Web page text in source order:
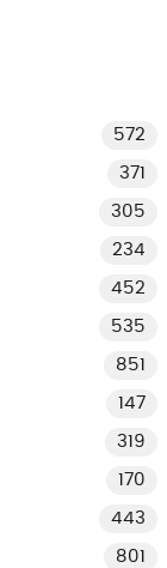
572
371
305
234
452
535
851
147
319
170
443
801